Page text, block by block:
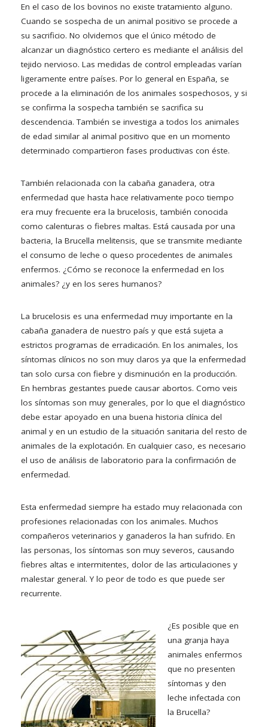
En el caso de los bovinos no existe tratamiento alguno.
Cuando se sospecha de un animal positivo se procede a
su sacrificio. No olvidemos que el único método de
alcanzar un diagnóstico certero es mediante el análisis del
tejido nervioso. Las medidas de control empleadas varían
ligeramente entre países. Por lo general en España, se
procede a la eliminación de los animales sospechosos, y si
se confirma la sospecha también se sacrifica su
descendencia. También se investiga a todos los animales
de edad similar al animal positivo que en un momento
determinado compartieron fases productivas con éste.
También relacionada con la cabaña ganadera, otra
enfermedad que hasta hace relativamente poco tiempo
era muy frecuente era la brucelosis, también conocida
como calenturas o fiebres maltas. Está causada por una
bacteria, la Brucella melitensis, que se transmite mediante
el consumo de leche o queso procedentes de animales
enfermos. ¿Cómo se reconoce la enfermedad en los
animales? ¿y en los seres humanos?
La brucelosis es una enfermedad muy importante en la
cabaña ganadera de nuestro país y que está sujeta a
estrictos programas de erradicación. En los animales, los
síntomas clínicos no son muy claros ya que la enfermedad
tan solo cursa con fiebre y disminución en la producción.
En hembras gestantes puede causar abortos. Como veis
los síntomas son muy generales, por lo que el diagnóstico
debe estar apoyado en una buena historia clínica del
animal y en un estudio de la situación sanitaria del resto de
animales de la explotación. En cualquier caso, es necesario
el uso de análisis de laboratorio para la confirmación de
enfermedad.
Esta enfermedad siempre ha estado muy relacionada con
profesiones relacionadas con los animales. Muchos
compañeros veterinarios y ganaderos la han sufrido. En
las personas, los síntomas son muy severos, causando
fiebres altas e intermitentes, dolor de las articulaciones y
malestar general. Y lo peor de todo es que puede ser
recurrente.
¿Es posible que en
una granja haya
animales enfermos
que no presenten
síntomas y den
leche infectada con
la Brucella?